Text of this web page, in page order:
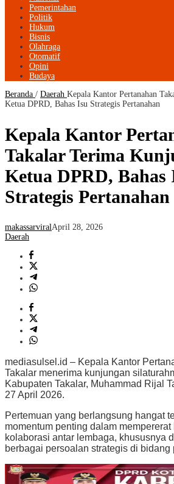
Pemerintahan
Politik
Hukum
Bisnis
Olahraga
Otomatif
Opini
Budaya
Beranda / Daerah Kepala Kantor Pertanahan
Ketua DPRD, Bahas Isu Strategis Pertanahan
Kepala Kantor
Takalar Terima
Ketua DPRD, Bahas
Strategis Pertanahan
makassarviralApril 28, 2026
Daerah
mediasulsel.id – Kepala Kantor
Takalar menerima kunjungan
Kabupaten Takalar, Muhammad Rijal
27 April 2026.
Pertemuan yang berlangsung hangat
momentum penting dalam
kolaborasi antar lembaga, khususnya
berbagai persoalan strategis di bidang